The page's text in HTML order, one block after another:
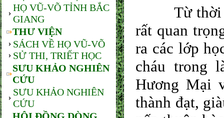
HỌ VŨ-VÕ TỈNH BẮC
GIANG
THƯ VIỆN
SÁCH VỀ HỌ VŨ-VÕ
SỬ THI, TRIẾT HỌC
SƯU KHẢO NGHIÊN
CỨU
SƯU KHẢO NGHIÊN
CỨU
Từ thời
rất quan
ra các lớp
cháu trong
Hương Mại
thành đạt,